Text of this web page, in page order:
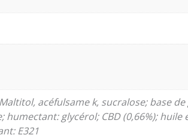
acéfulsame k, sucralose; base
glycérol; CBD (0,66%);
E321